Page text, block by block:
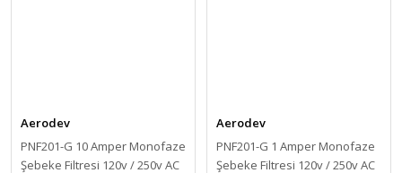
Aerodev
PNF201-G 10 Amper Monofaze
Şebeke Filtresi 120v / 250v AC
Aerodev
PNF201-G 1 Amper Monofaze
Şebeke Filtresi 120v / 250v AC